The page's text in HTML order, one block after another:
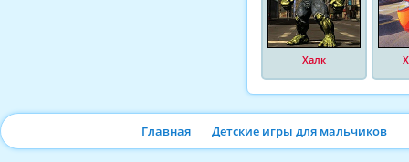
Халк
Главная Детские игры для мальчиков